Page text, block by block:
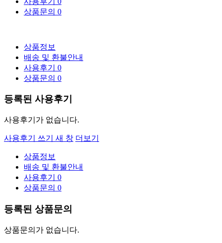
상품문의 0
상품정보
배송 및 환불안내
사용후기 0
상품문의 0
등록된 사용후기
사용후기가 없습니다.
사용후기 쓰기 새 창 더보기
상품정보
배송 및 환불안내
사용후기 0
상품문의 0
등록된 상품문의
상품문의가 없습니다.